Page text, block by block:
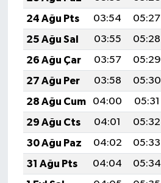
24 Ağu Pts
03:54 05:27
25 Ağu Sal
03:55 05:28
26 Ağu Çar
03:57 05:29
27 Ağu Per
03:58 05:30
28 Ağu Cum
04:00 05:31
29 Ağu Cts
04:01 05:32
30 Ağu Paz
04:02 05:33
31 Ağu Pts
04:04 05:34